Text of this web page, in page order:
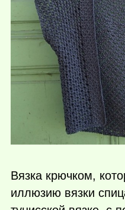
Вязка крючком,
иллюзию вязки